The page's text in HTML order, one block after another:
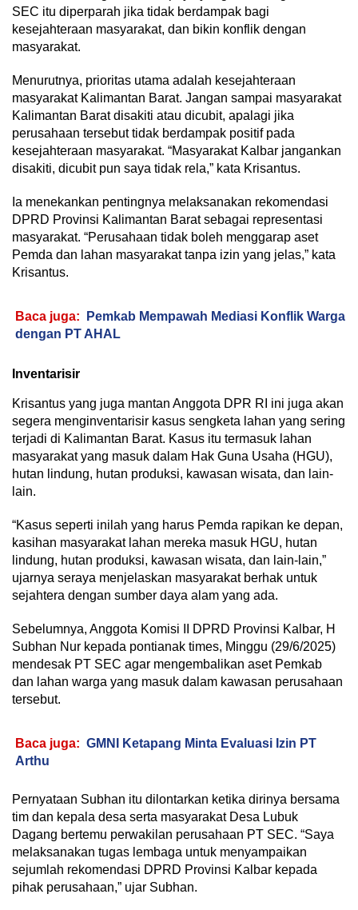
SEC itu diperparah jika tidak berdampak bagi
kesejahteraan masyarakat, dan bikin konflik dengan
masyarakat.
Menurutnya, prioritas utama adalah kesejahteraan
masyarakat Kalimantan Barat. Jangan sampai masyarakat
Kalimantan Barat disakiti atau dicubit, apalagi jika
perusahaan tersebut tidak berdampak positif pada
kesejahteraan masyarakat. “Masyarakat Kalbar jangankan
disakiti, dicubit pun saya tidak rela,” kata Krisantus.
Ia menekankan pentingnya melaksanakan rekomendasi
DPRD Provinsi Kalimantan Barat sebagai representasi
masyarakat. “Perusahaan tidak boleh menggarap aset
Pemda dan lahan masyarakat tanpa izin yang jelas,” kata
Krisantus.
Baca juga:
Pemkab Mempawah Mediasi Konflik Warga
dengan PT AHAL
Inventarisir
Krisantus yang juga mantan Anggota DPR RI ini juga akan
segera menginventarisir kasus sengketa lahan yang sering
terjadi di Kalimantan Barat. Kasus itu termasuk lahan
masyarakat yang masuk dalam Hak Guna Usaha (HGU),
hutan lindung, hutan produksi, kawasan wisata, dan lain-
lain.
“Kasus seperti inilah yang harus Pemda rapikan ke depan,
kasihan masyarakat lahan mereka masuk HGU, hutan
lindung, hutan produksi, kawasan wisata, dan lain-lain,”
ujarnya seraya menjelaskan masyarakat berhak untuk
sejahtera dengan sumber daya alam yang ada.
Sebelumnya, Anggota Komisi II DPRD Provinsi Kalbar, H
Subhan Nur kepada pontianak times, Minggu (29/6/2025)
mendesak PT SEC agar mengembalikan aset Pemkab
dan lahan warga yang masuk dalam kawasan perusahaan
tersebut.
Baca juga: GMNI Ketapang Minta Evaluasi Izin PT
Arthu
Pernyataan Subhan itu dilontarkan ketika dirinya bersama
tim dan kepala desa serta masyarakat Desa Lubuk
Dagang bertemu perwakilan perusahaan PT SEC. “Saya
melaksanakan tugas lembaga untuk menyampaikan
sejumlah rekomendasi DPRD Provinsi Kalbar kepada
pihak perusahaan,” ujar Subhan.